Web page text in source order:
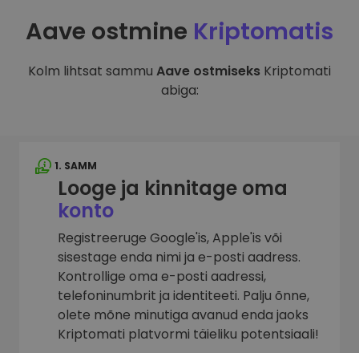
Aave ostmine Kriptomatis
Kolm lihtsat sammu Aave ostmiseks Kriptomati
abiga:
1. SAMM
Looge ja kinnitage oma
konto
Registreeruge Google'is, Apple'is või
sisestage enda nimi ja e-posti aadress.
Kontrollige oma e-posti aadressi,
telefoninumbrit ja identiteeti. Palju õnne,
olete mõne minutiga avanud enda jaoks
Kriptomati platvormi täieliku potentsiaali!